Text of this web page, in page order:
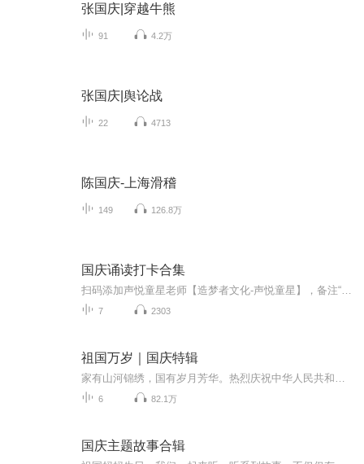
张国庆|穿越牛熊
91 4.2万
张国庆|舆论战
22 4713
陈国庆-上海滑稽
149 126.8万
国庆诵读打卡合集
7 2303
祖国万岁｜国庆特辑
6 82.1万
国庆主题故事合辑